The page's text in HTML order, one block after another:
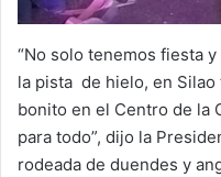
“No solo tenemos fiesta
la pista de hielo, en
bonito en el Centro de la
para todo”, dijo la
rodeada de duendes y